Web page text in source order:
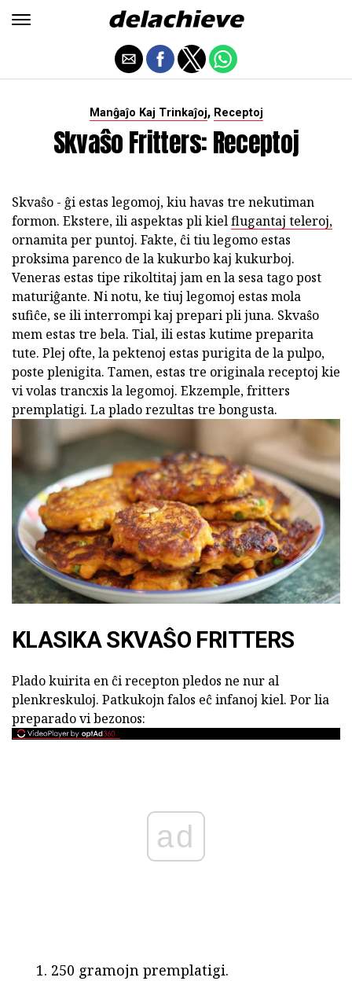
Manĝaĵo Kaj Trinkaĵoj, Receptoj
Skvaŝo Fritters: Receptoj
Skvaŝo - ĝi estas legomoj, kiu havas tre nekutiman
formon. Ekstere, ili aspektas pli kielflugantaj teleroj,
ornamita per puntoj. Fakte, ĉi tiu legomo estas
proksima parenco de la kukurbo kaj kukurboj.
Veneras estas tipe rikoltitaj jam en la sesa tago post
maturiĝante. Ni notu, ke tiuj legomoj estas mola
sufiĉe, se ili interrompi kaj prepari pli juna. Skvaŝo
mem estas tre bela. Tial, ili estas kutime preparita
tute. Plej ofte, la pektenoj estas purigita de la pulpo,
poste plenigita. Tamen, estas tre originala receptoj kie
vi volas trancxis la legomoj. Ekzemple, fritters
premplatigi. La plado rezultas tre bongusta.
KLASIKA SKVAŜO FRITTERS
Plado kuirita en ĉi recepton pledos ne nur al
plenkreskuloj. Patkukojn falos eĉ infanoj kiel. Por lia
preparado vi bezonos:
ad
250 gramojn premplatigi.